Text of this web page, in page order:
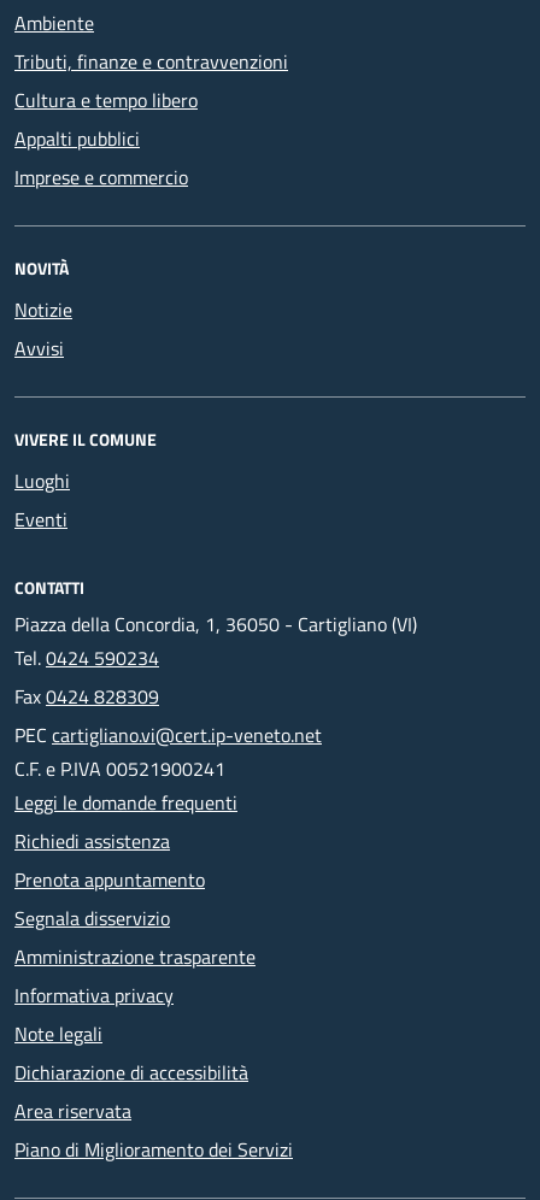
Ambiente
Tributi, finanze e contravvenzioni
Cultura e tempo libero
Appalti pubblici
Imprese e commercio
NOVITÀ
Notizie
Avvisi
VIVERE IL COMUNE
Luoghi
Eventi
CONTATTI
Piazza della Concordia, 1, 36050 - Cartigliano (VI)
Tel.0424 590234
Fax0424 828309
PEC cartigliano.vi@cert.ip-veneto.net
C.F. e P.IVA 00521900241
Leggi le domande frequenti
Richiedi assistenza
Prenota appuntamento
Segnala disservizio
Amministrazione trasparente
Informativa privacy
Note legali
Dichiarazione di accessibilità
Area riservata
Piano di Miglioramento dei Servizi